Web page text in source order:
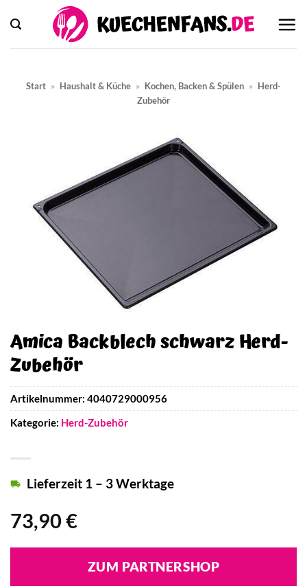
Inhalt
springen
Start » Haushalt & Küche » Kochen, Backen & Spülen » Herd-
Zubehör
Amica Backblech schwarz Herd-
Zubehör
73,90 €
Lieferzeit 1 – 3 Werktage
ZUM PARTNERSHOP
Artikelnummer: 4040729000956
Kategorie: Herd-Zubehör